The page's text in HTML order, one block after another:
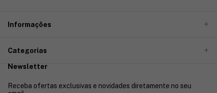
Informações
Categorias
Newsletter
Receba ofertas exclusivas e novidades diretamente no seu